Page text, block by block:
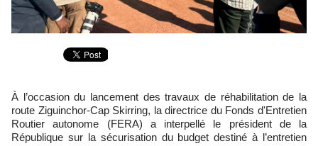
À l’occasion du lancement des travaux de réhabilitation de la
route Ziguinchor-Cap Skirring, la directrice du Fonds d'Entretien
Routier autonome (FERA) a interpellé le président de la
République sur la sécurisation du budget destiné à l’entretien